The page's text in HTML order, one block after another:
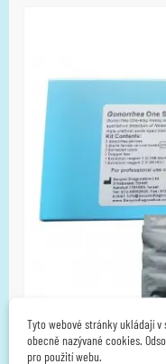
Tyto webové stránky ukládají v
obecně nazývané cookies.
pro použití webu.